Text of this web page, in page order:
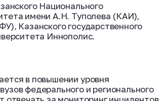
Национального
имени А.Н. Туполева (КАИ),
Казанского государственного
Иннополис.
в повышении уровня
федерального и регионального